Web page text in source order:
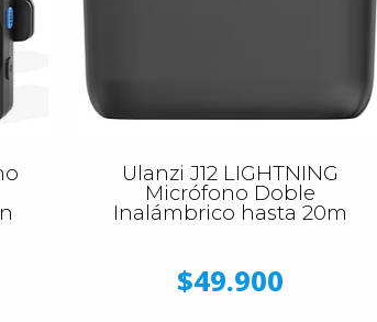
Ulanzi J12 LIGHTNING
Micrófono Doble
Inalámbrico hasta 20m
$49.900